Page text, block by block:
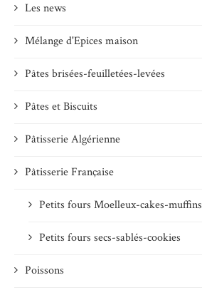
Les news
Mélange d'Epices maison
Pâtes brisées-feuilletées-levées
Pâtes et Biscuits
Pâtisserie Algérienne
Pâtisserie Française
Petits fours Moelleux-cakes-muffins
Petits fours secs-sablés-cookies
Poissons